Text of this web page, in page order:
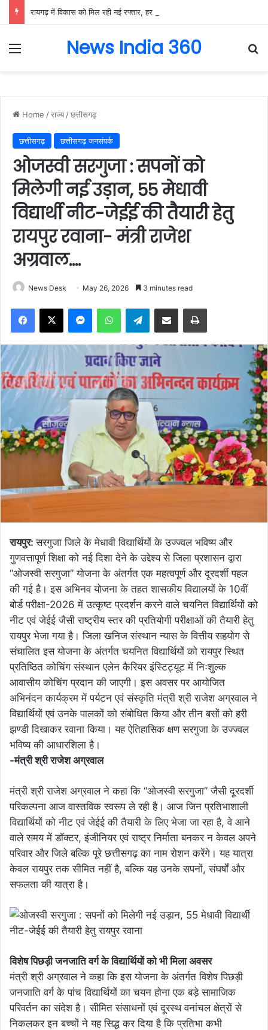
Menu News India 360
Home /राज्य /छत्तीसगढ़
छत्तीसगढ़ छत्तीसगढ़ जनसंपर्क
ओजस्वी सरगुजा : सपनों को
मिलेगी नई उड़ान, 55 मेधावी
विद्यार्थी नीट-जेईई की तैयारी हेतु
रायपुर रवाना- मंत्री राजेश
अग्रवाल….
News Desk May 26, 2026 3 minutes read
Facebook
X MessengerWhatsAppTelegramShare via Email Print
रायपुर:सरगुजा जिले के मेधावी विद्यार्थियों के उज्ज्वल भविष्य और
गुणवत्तापूर्ण शिक्षा को नई दिशा देने के उद्देश्य से जिला प्रशासन द्वारा
“ओजस्वी सरगुजा” योजना के अंतर्गत एक महत्वपूर्ण और दूरदर्शी पहल
की गई है। इस अभिनव योजना के तहत शासकीय विद्यालयों के 10वीं
बोर्ड परीक्षा-2026 में उत्कृष्ट प्रदर्शन करने वाले चयनित विद्यार्थियों को
नीट एवं जेईई जैसी राष्ट्रीय स्तर की प्रतियोगी परीक्षाओं की तैयारी हेतु
रायपुर भेजा गया है। जिला खनिज संस्थान न्यास के वित्तीय सहयोग से
संचालित इस योजना के अंतर्गत चयनित विद्यार्थियों को रायपुर स्थित
प्रतिष्ठित कोचिंग संस्थान एलेन कैरियर इंस्टिट्यूट में निःशुल्क
आवासीय कोचिंग प्रदान की जाएगी। इस अवसर पर आयोजित
अभिनंदन कार्यक्रम में पर्यटन एवं संस्कृति मंत्री श्री राजेश अग्रवाल ने
विद्यार्थियों एवं उनके पालकों को संबोधित किया और तीन बसों को हरी
झण्डी दिखाकर रवाना किया। यह ऐतिहासिक क्षण सरगुजा के उज्ज्वल
भविष्य की आधारशिला है।
-मंत्री श्री राजेश अग्रवाल
मंत्री श्री राजेश अग्रवाल ने कहा कि “ओजस्वी सरगुजा” जैसी दूरदर्शी
परिकल्पना आज वास्तविक स्वरूप ले रही है। आज जिन प्रतिभाशाली
विद्यार्थियों को नीट एवं जेईई की तैयारी के लिए भेजा जा रहा है, वे आने
वाले समय में डॉक्टर, इंजीनियर एवं राष्ट्र निर्माता बनकर न केवल अपने
परिवार और जिले बल्कि पूरे छत्तीसगढ़ का नाम रोशन करेंगे। यह यात्रा
केवल रायपुर तक सीमित नहीं है, बल्कि यह उनके सपनों, संघर्षों और
सफलता की यात्रा है।
विशेष पिछड़ी जनजाति वर्ग के विद्यार्थियों को भी मिला अवसर
मंत्री श्री अग्रवाल ने कहा कि इस योजना के अंतर्गत विशेष पिछड़ी
जनजाति वर्ग के पांच विद्यार्थियों का चयन होना एक बड़े सामाजिक
परिवर्तन का संदेश है। सीमित संसाधनों एवं दूरस्थ वनांचल क्षेत्रों से
निकलकर इन बच्चों ने यह सिद्ध कर दिया है कि प्रतिभा कभी